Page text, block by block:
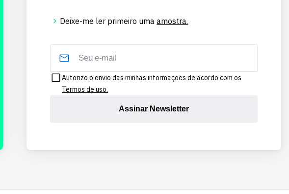
Deixe-me ler primeiro umaamostra.
Autorizo o envio das minhas informações de acordo com os
Termos de uso.
Assinar Newsletter